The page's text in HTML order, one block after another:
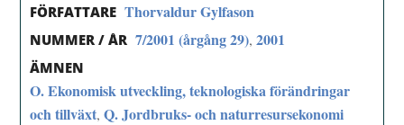
FÖRFATTARE Thorvaldur Gylfason
NUMMER / ÅR 7/2001 (årgång 29),2001
ÄMNEN
O. Ekonomisk utveckling, teknologiska förändringar
och tillväxt,Q. Jordbruks- och naturresursekonomi